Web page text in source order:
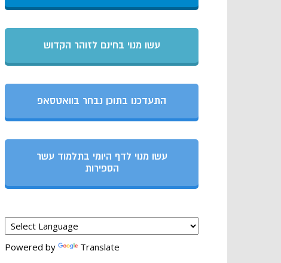
עשו מנוי בחינם לזוהר הקדוש
התעדכנו בתוכן נבחר בוואטסאפ
עשו מנוי לדף היומי בתלמוד עשר
הספירות
Powered by Translate